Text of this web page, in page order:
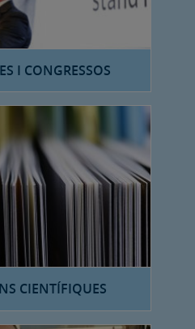
I CONGRESSOS
CIENTÍFIQUES